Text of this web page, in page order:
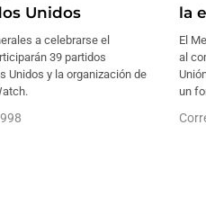
Unidos
a celebrarse el
39 partidos
Unidos y la organización de
la
El
al
un